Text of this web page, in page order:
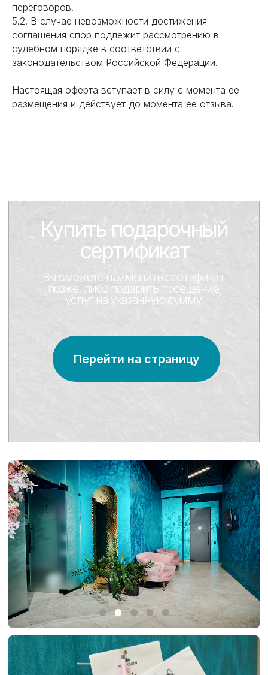
переговоров.
5.2. В случае невозможности достижения
соглашения спор подлежит рассмотрению в
судебном порядке в соответствии с
законодательством Российской Федерации.
Настоящая оферта вступает в силу с момента ее
размещения и действует до момента ее отзыва.
Aqua Queen - академия
знаниях и внимании к деталям. Мы создаем пространство, где
рождается ваша уверенность в себе.
Забронировать персональную консультацию
Наши
профессионалы